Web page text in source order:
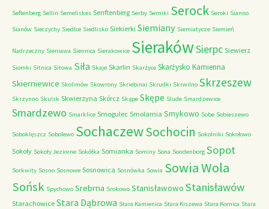
Seftenberg Sellin Semeliskes Senftenberg Serby Serniki Serock Seroki Sianno
Sianów Sieczychy Siedlce Siedlisko Siekierki Siemiany Siemiatycze Siemień
Nadrzeczny Sieniawa Siennica Sierakowice SierakówSierpc Siewierz
Siomki Sitnica Sitowa Siła Skaje Skarlin Skarżyce Skarżysko Kamienna
Skierniewice Skolimów Skowrony Skriebinai Skrudki Skrwilno Skrzeszew
Skrzynno Skulsk Skwierzyna Skórcz Skąpe Skępe Slude Smardzewice
Smardzewo Smarklice Smogulec Smolarnia Smykowo Sobe Sobieszewo
Soboklęszcz Sobolewo SochaczewSochocin Sokolniki Sokołowo
Sokoły Sokoły Jeziorne Sokółka Somianka Sominy Sona Sondenborg Sopot
Sorkwity Sosno Sosnowe Sosnowica Sosnówka Sowia Sowia Wola
Sońsk Spychowo Srebrna Srokowo Stanisławowo Stanisławów
Starachowice Stara Dąbrowa Stara Kamienica Stara Kiszewa Stara Kornica Stara